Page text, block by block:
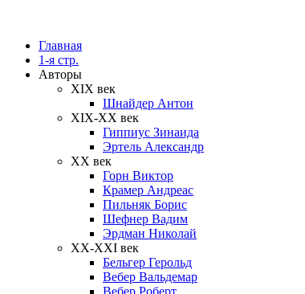
Главная
1-я стр.
Авторы
XIX век
Шнайдер Антон
XIX-XX век
Гиппиус Зинаида
Эртель Александр
XX век
Горн Виктор
Крамер Андреас
Пильняк Борис
Шефнер Вадим
Эрдман Николай
ХХ-XXI век
Бельгер Герольд
Вебер Вальдемар
Вебер Роберт